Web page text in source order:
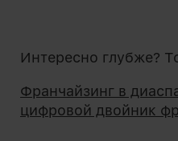
Интересно глубже?
Франчайзинг в
цифровой двойник